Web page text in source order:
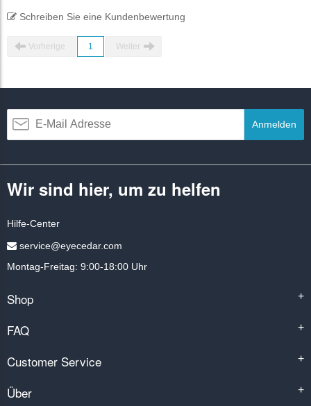
Schreiben Sie eine Kundenbewertung
Vorherige 1 Weiter
Anmelden
Wir sind hier, um zu helfen
Hilfe-Center
service@eyecedar.com
Montag-Freitag: 9:00-18:00 Uhr
Shop +
FAQ +
Customer Service +
Über +